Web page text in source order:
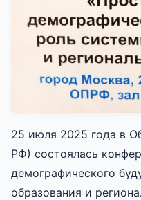
25 июля 2025 года в
РФ) состоялась
демографического
образования и